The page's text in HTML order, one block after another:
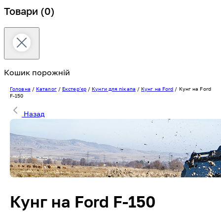
Товари (0)
Кошик порожній
Головна / Каталог/ Екстерʼєр/ Кунги для пікапа / Кунг на Ford / Кунг на Ford
F-150
Назад
Кунг на Ford F-150